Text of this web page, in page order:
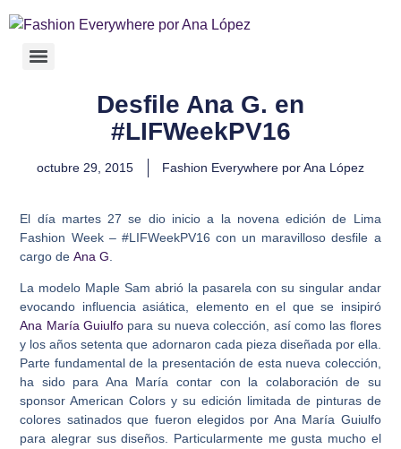
Desfile Ana G. en
#LIFWeekPV16
octubre 29, 2015 Fashion Everywhere por Ana López
El día martes 27 se dio inicio a la novena edición de Lima
Fashion Week – #LIFWeekPV16 con un maravilloso desfile a
cargo deAna G
La modelo Maple Sam abrió la pasarela con su singular andar
evocando influencia asiática, elemento en el que se insipiró
Ana María Guiulfo para su nueva colección, así como las flores
y los años setenta que adornaron cada pieza diseñada por ella.
Parte fundamental de la presentación de esta nueva colección,
ha sido para Ana María contar con la colaboración de su
sponsor American Colors y su edición limitada de pinturas de
colores satinados que fueron elegidos por Ana María Guiulfo
para alegrar sus diseños. Particularmente me gusta mucho el